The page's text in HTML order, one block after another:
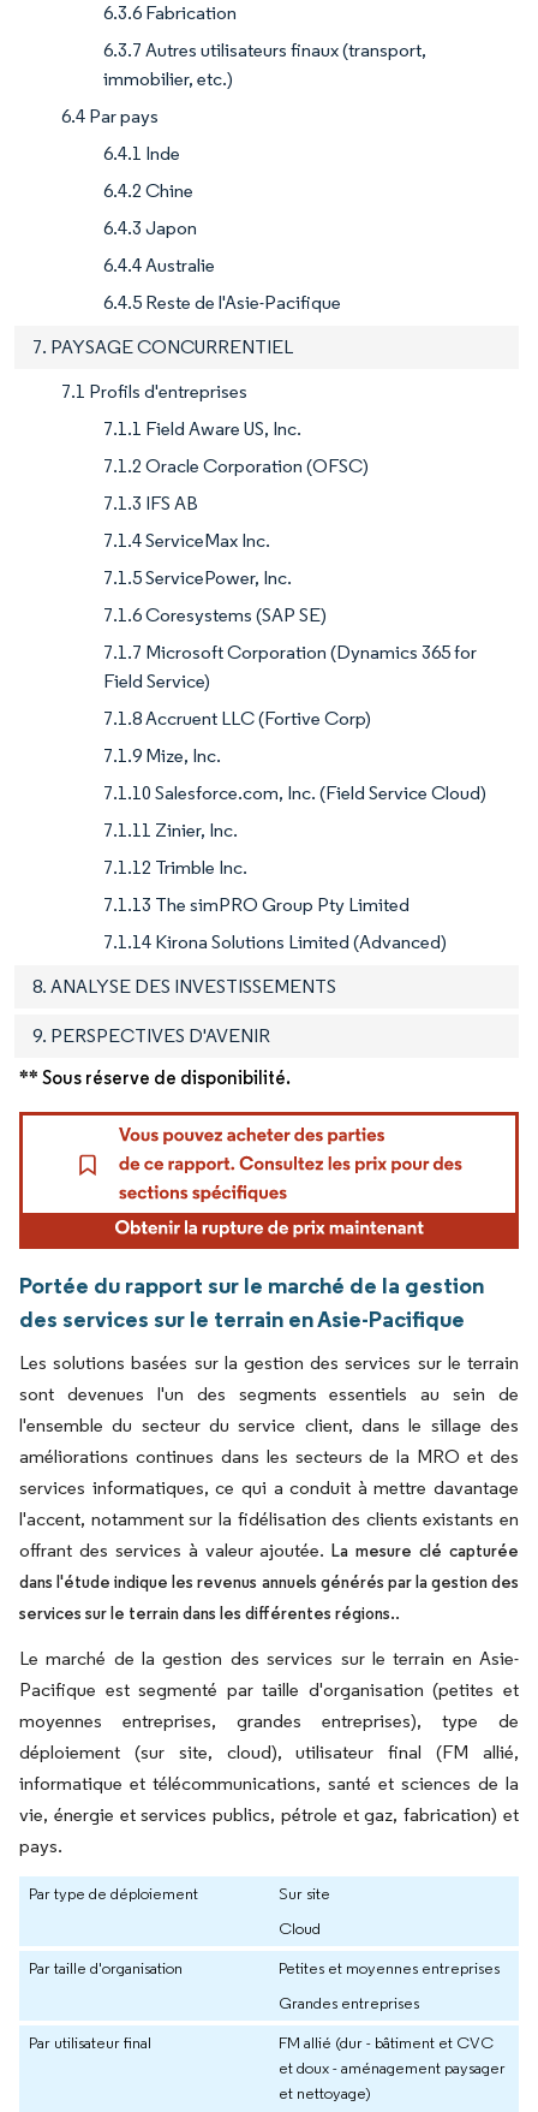
6.3.6 Fabrication
6.3.7 Autres utilisateurs finaux (transport,
immobilier, etc.)
6.4 Par pays
6.4.1 Inde
6.4.2 Chine
6.4.3 Japon
6.4.4 Australie
6.4.5 Reste de l'Asie-Pacifique
7. PAYSAGE CONCURRENTIEL
7.1 Profils d'entreprises
7.1.1 Field Aware US, Inc.
7.1.2 Oracle Corporation (OFSC)
7.1.3 IFS AB
7.1.4 ServiceMax Inc.
7.1.5 ServicePower, Inc.
7.1.6 Coresystems (SAP SE)
7.1.7 Microsoft Corporation (Dynamics 365 for
Field Service)
7.1.8 Accruent LLC (Fortive Corp)
7.1.9 Mize, Inc.
7.1.10 Salesforce.com, Inc. (Field Service Cloud)
7.1.11 Zinier, Inc.
7.1.12 Trimble Inc.
7.1.13 The simPRO Group Pty Limited
7.1.14 Kirona Solutions Limited (Advanced)
8. ANALYSE DES INVESTISSEMENTS
9. PERSPECTIVES D'AVENIR
** Sous réserve de disponibilité.
Portée du rapport sur le marché de la gestion
des services sur le terrain en Asie-Pacifique
Les solutions basées sur la gestion des services sur le terrain
sont devenues l'un des segments essentiels au sein de
l'ensemble du secteur du service client, dans le sillage des
améliorations continues dans les secteurs de la MRO et des
services informatiques, ce qui a conduit à mettre davantage
l'accent, notamment sur la fidélisation des clients existants en
offrant des services à valeur ajoutée.La mesure clé capturée
dans l'étude indique les revenus annuels générés par la gestion des
services sur le terrain dans les différentes régions..
Le marché de la gestion des services sur le terrain en Asie-
Pacifique est segmenté par taille d'organisation (petites et
moyennes entreprises, grandes entreprises), type de
déploiement (sur site, cloud), utilisateur final (FM allié,
informatique et télécommunications, santé et sciences de la
vie, énergie et services publics, pétrole et gaz, fabrication) et
pays.
Par type de déploiement
Sur site
Cloud
Par taille d'organisation
Petites et moyennes entreprises
Grandes entreprises
Par utilisateur final
FM allié (dur - bâtiment et CVC
et doux - aménagement paysager
et nettoyage)